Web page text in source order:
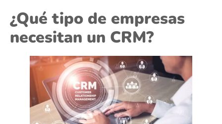
¿Qué tipo de empresas
necesitan un CRM?